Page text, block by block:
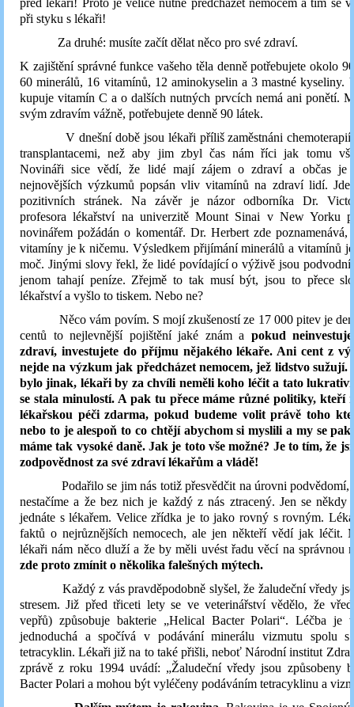
před lékaři! Proto je velice nutné předcházet nemocem a tím se
při styku s lékaři!
Za druhé: musíte začít dělat něco pro své zdraví.
K zajištění správné funkce vašeho těla denně potřebujete okolo
60 minerálů, 16 vitamínů, 12 aminokyselin a 3 mastné kyseliny.
kupuje vitamín C a o dalších nutných prvcích nemá ani ponětí.
svým zdravím vážně, potřebujete denně 90 látek.
V dnešní době jsou lékaři příliš zaměstnáni chemoterapií,
transplantacemi, než aby jim zbyl čas nám říci jak tomu
Novináři sice vědí, že lidé mají zájem o zdraví a občas je
nejnovějších výzkumů popsán vliv vitamínů na zdraví lidí.
pozitivních stránek. Na závěr je názor odborníka Dr.
profesora lékařství na univerzitě Mount Sinai v New Yorku
novinářem požádán o komentář. Dr. Herbert zde poznamenává,
vitamíny je k ničemu. Výsledkem přijímání minerálů a vitamínů
moč. Jinými slovy řekl, že lidé povídající o výživě jsou
jenom tahají peníze. Zřejmě to tak musí být, jsou to přece
lékařství a vyšlo to tiskem. Nebo ne?
Něco vám povím. S mojí zkušeností ze 17 000 pitev je
centů to nejlevnější pojištění jaké znám a pokud
zdraví, investujete do příjmu nějakého lékaře. Ani cent z
nejde na výzkum jak předcházet nemocem, jež lidstvo
bylo jinak, lékaři by za chvíli neměli koho léčit a tato
se stala minulostí. A pak tu přece máme různé politiky, kteří
lékařskou péči zdarma, pokud budeme volit právě toho
nebo to je alespoň to co chtějí abychom si myslili a my se
máme tak vysoké daně. Jak je toto vše možné? Je to tím, že
zodpovědnost za své zdraví lékařům a vládě!
Podařilo se jim nás totiž přesvědčit na úrovni podvědomí,
nestačíme a že bez nich je každý z nás ztracený. Jen se někdy
jednáte s lékařem. Velice zřídka je to jako rovný s rovným.
faktů o nejrůznějších nemocech, ale jen někteří vědí jak léčit.
lékaři nám něco dluží a že by měli uvést řadu věcí na správnou
zde proto zmínit o několika falešných mýtech.
Každý z vás pravděpodobně slyšel, že žaludeční vředy
stresem. Již před třiceti lety se ve veterinářství vědělo, že
vepřů) způsobuje bakterie „Helical Bacter Polari“. Léčba je
jednoduchá a spočívá v podávání minerálu vizmutu spolu s
tetracyklin. Lékaři již na to také přišli, neboť Národní institut
zprávě z roku 1994 uvádí: „Žaludeční vředy jsou způsobeny
Bacter Polari a mohou být vyléčeny podáváním tetracyklinu a